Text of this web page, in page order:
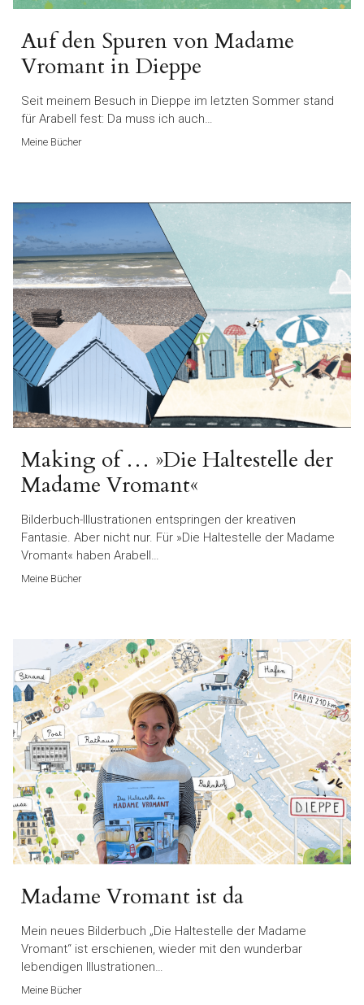
Auf den Spuren von Madame
Vromant in Dieppe
Seit meinem Besuch in Dieppe im letzten Sommer stand
für Arabell fest: Da muss ich auch…
Meine Bücher
Making of … »Die Haltestelle der
Madame Vromant«
Bilderbuch-Illustrationen entspringen der kreativen
Fantasie. Aber nicht nur. Für »Die Haltestelle der Madame
Vromant« haben Arabell…
Meine Bücher
Madame Vromant ist da
Mein neues Bilderbuch „Die Haltestelle der Madame
Vromant“ ist erschienen, wieder mit den wunderbar
lebendigen Illustrationen…
Meine Bücher